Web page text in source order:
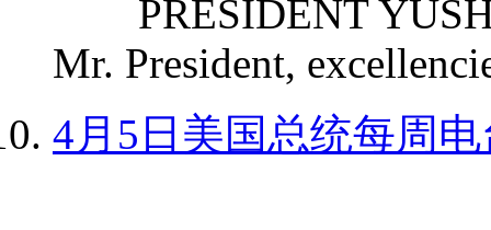
PRESIDENT
Mr. President,
4月5日美国总统每周